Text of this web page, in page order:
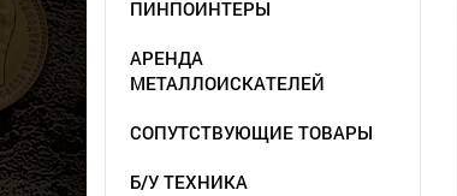
ПИНПОИНТЕРЫ
АРЕНДА
МЕТАЛЛОИСКАТЕЛЕЙ
СОПУТСТВУЮЩИЕ ТОВАРЫ
Б/У ТЕХНИКА